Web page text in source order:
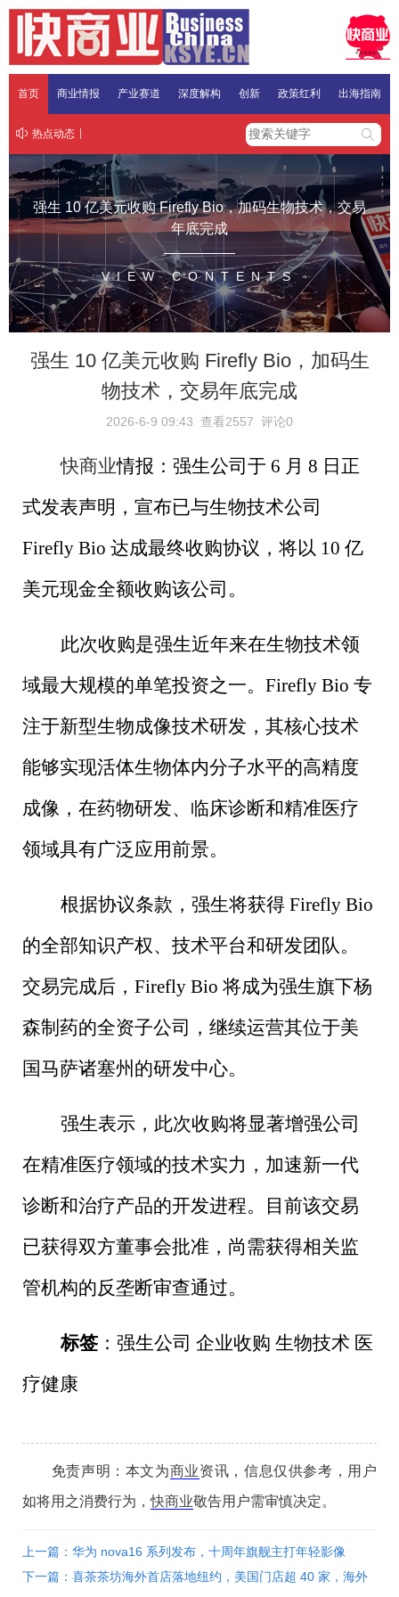
首页 商业情报 产业赛道 深度解构 创新 政策红利 出海指南
热点动态
强生 10 亿美元收购 Firefly Bio，加码生物技术，交易
年底完成
VIEW CONTENTS
强生 10 亿美元收购 Firefly Bio，加码生
物技术，交易年底完成
2026-6-9 09:43 查看2557 评论0
快商业情报：强生公司于6 月 8 日正
式发表声明，宣布已与生物技术公司
Firefly Bio 达成最终收购协议，将以 10 亿
美元现金全额收购该公司。
此次收购是强生近年来在生物技术领
域最大规模的单笔投资之一。 Firefly Bio 专
注于新型生物成像技术研发，其核心技术
能够实现活体生物体内分子水平的高精度
成像，在药物研发、临床诊断和精准医疗
领域具有广泛应用前景。
根据协议条款，强生将获得Firefly Bio
的全部知识产权、技术平台和研发团队。
交易完成后， Firefly Bio 将成为强生旗下杨
森制药的全资子公司，继续运营其位于美
国马萨诸塞州的研发中心。
强生表示，此次收购将显著增强公司
在精准医疗领域的技术实力，加速新一代
诊断和治疗产品的开发进程。目前该交易
已获得双方董事会批准，尚需获得相关监
管机构的反垄断审查通过。
标签：强生公司 企业收购 生物技术 医
疗健康
免责声明：本文为商业资讯，信息仅供参考，用户
如将用之消费行为，快商业敬告用户需审慎决定。
上一篇：华为 nova16 系列发布，十周年旗舰主打年轻影像
下一篇：喜茶茶坊海外首店落地纽约，美国门店超 40 家，海外